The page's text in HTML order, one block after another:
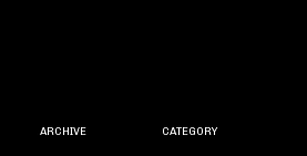
ARCHIVE CATEGORY